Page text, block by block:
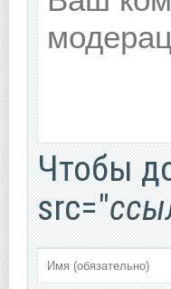
Чтобы
src="